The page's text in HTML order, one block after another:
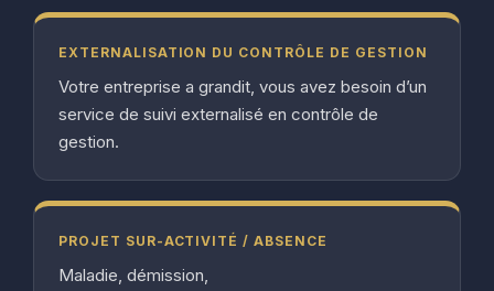
EXTERNALISATION DU CONTRÔLE DE GESTION
Votre entreprise a grandit, vous avez besoin d’un
service de suivi externalisé en contrôle de
gestion.
PROJET SUR-ACTIVITÉ / ABSENCE
Maladie, démission,